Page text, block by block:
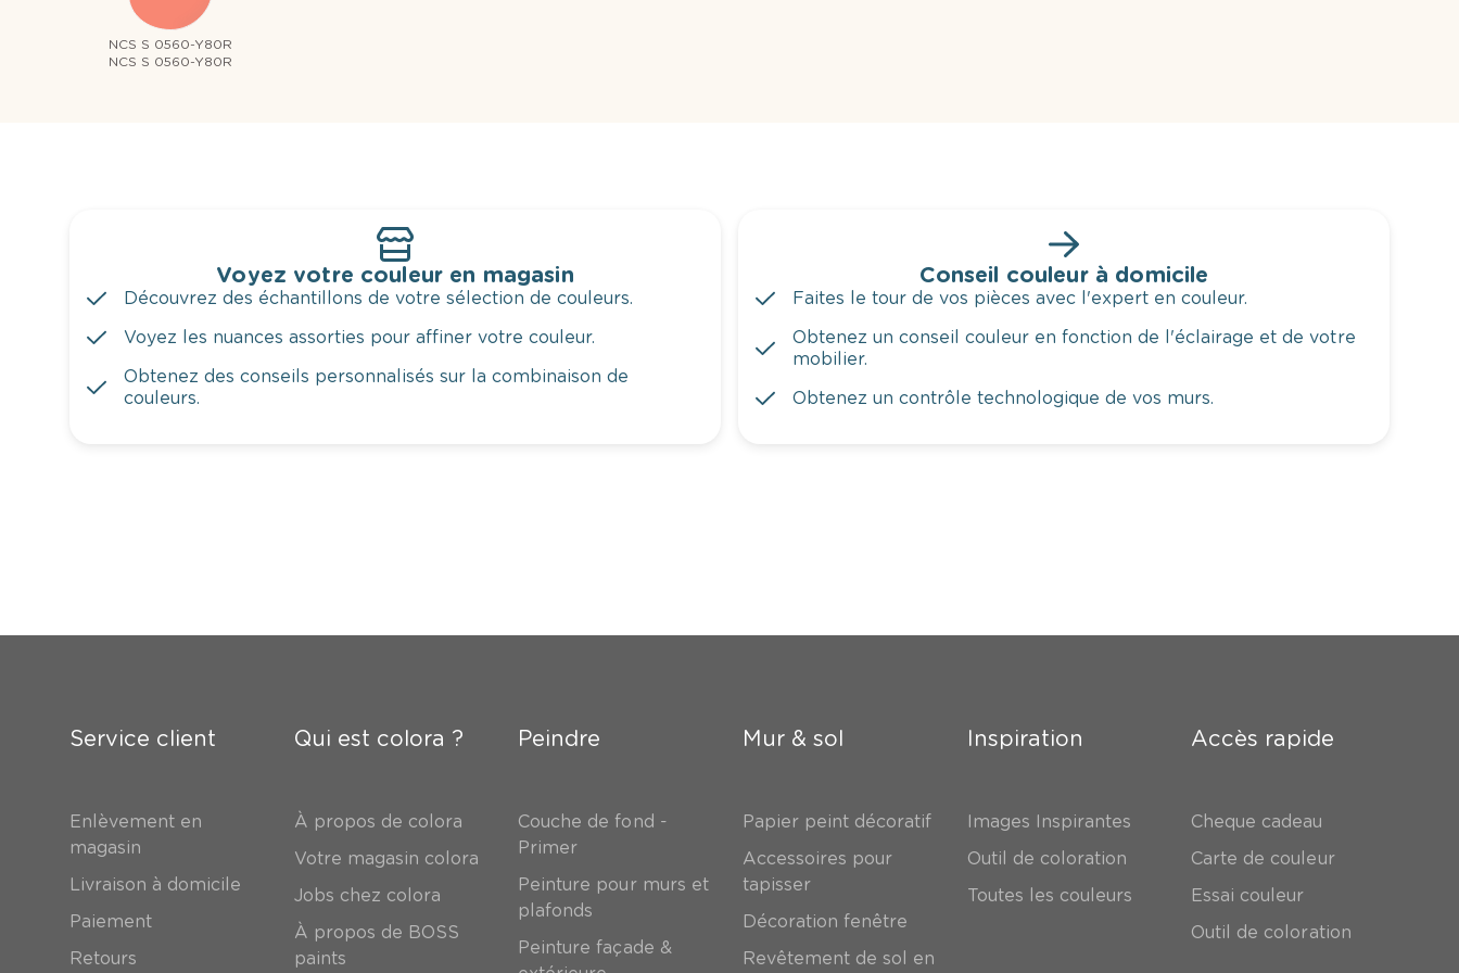
NCS S 0560-Y80R
NCS S 0560-Y80R
Voyez votre couleur en magasin
Découvrez des échantillons de votre sélection de couleurs.
Voyez les nuances assorties pour affiner votre couleur.
Obtenez des conseils personnalisés sur la combinaison de
couleurs.
Conseil couleur à domicile
Faites le tour de vos pièces avec l'expert en couleur.
Obtenez un conseil couleur en fonction de l'éclairage et de votre
mobilier.
Obtenez un contrôle technologique de vos murs.
Service client
Enlèvement en
magasin
Livraison à domicile
Paiement
Retours
Qui est colora ?
À propos de colora
Votre magasin colora
Jobs chez colora
À propos de BOSS
paints
Peindre
Couche de fond -
Primer
Peinture pour murs et
plafonds
Peinture façade &
Mur & sol
Papier peint décoratif
Accessoires pour
tapisser
Décoration fenêtre
Revêtement de sol en
Inspiration
Images Inspirantes
Outil de coloration
Toutes les couleurs
Accès rapide
Cheque cadeau
Carte de couleur
Essai couleur
Outil de coloration